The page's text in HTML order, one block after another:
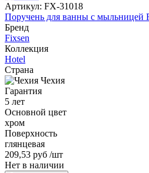
Артикул: FX-31018
Поручень для ванны с мыльницей
Бренд
Fixsen
Коллекция
Hotel
Страна
Чехия
Гарантия
5 лет
Основной цвет
хром
Поверхность
глянцевая
209,53 руб /шт
Нет в наличии